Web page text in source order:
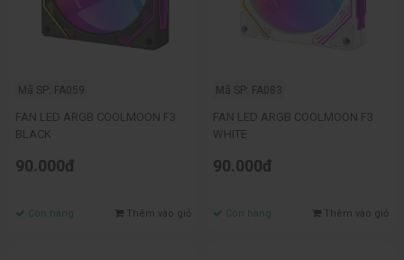
Mã SP: FA059
FAN LED ARGB COOLMOON F3
BLACK
90.000đ
Còn hàng Thêm vào giỏ
Mã SP: FA083
FAN LED ARGB COOLMOON F3
WHITE
90.000đ
Còn hàng Thêm vào giỏ